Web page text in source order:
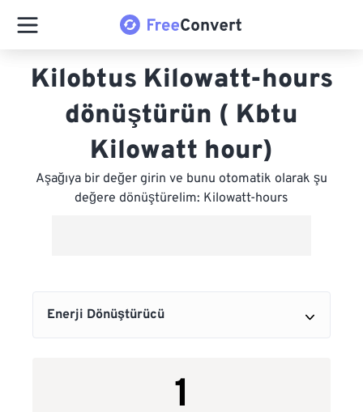
Kilobtus Kilowatt-hours
dönüştürün ( Kbtu
Kilowatt hour)
Aşağıya bir değer girin ve bunu otomatik olarak şu
değere dönüştürelim: Kilowatt-hours